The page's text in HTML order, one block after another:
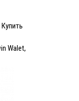
Купить
Walet,